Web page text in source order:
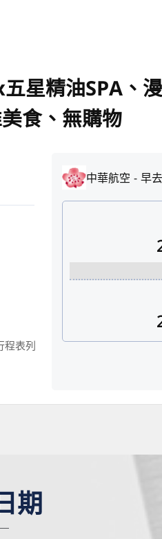
星精油SPA、
食、無購物
程表列
中華航空 早
期